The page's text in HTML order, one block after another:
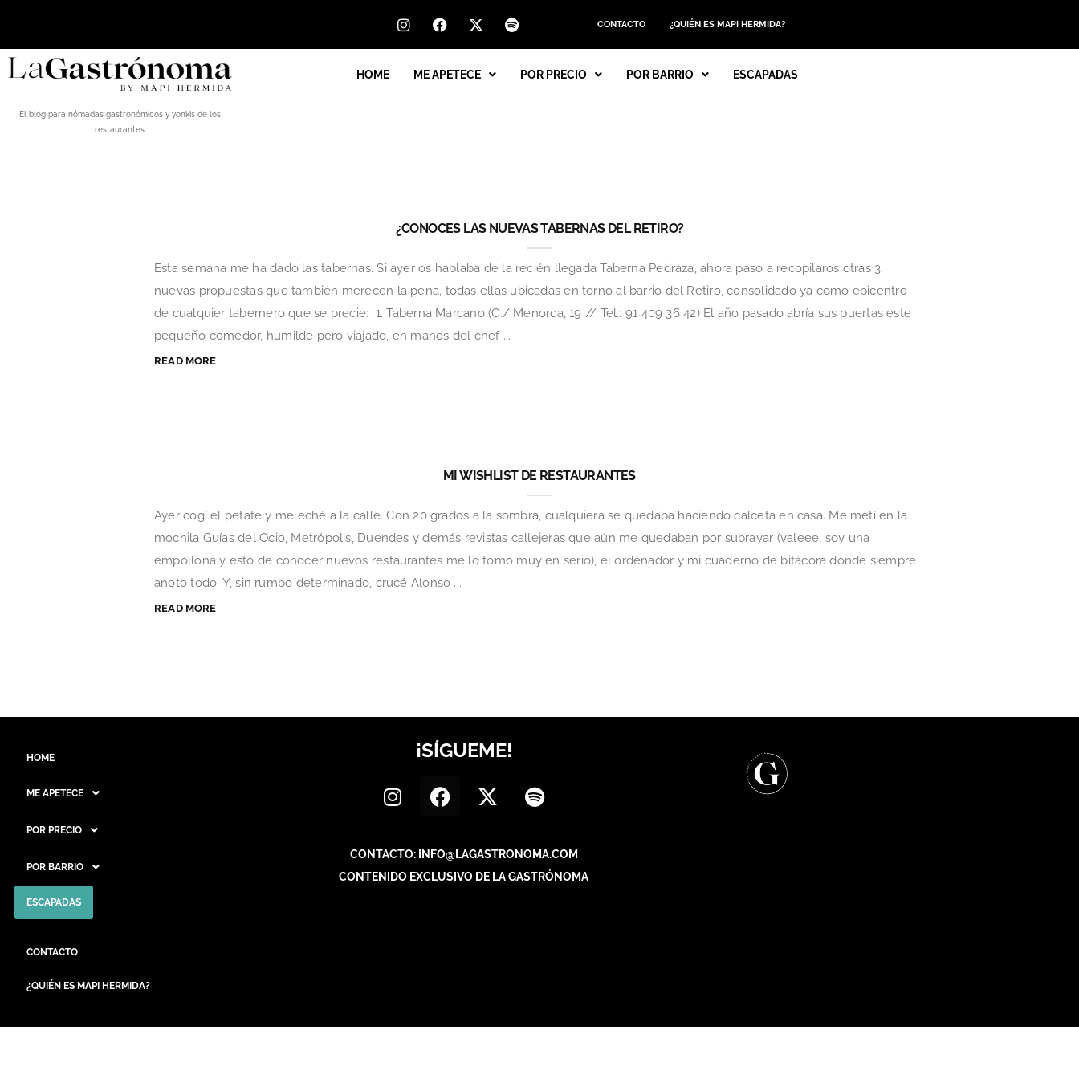
CONTACTO ¿QUIÉN ES MAPI HERMIDA?
El blog para nómadas gastronómicos y yonkis de los
restaurantes
HOME ME APETECE POR PRECIO POR BARRIO ESCAPADAS
¿CONOCES LAS NUEVAS TABERNAS DEL RETIRO?
Esta semana me ha dado las tabernas. Si ayer os hablaba de la recién llegada Taberna Pedraza, ahora paso a recopilaros otras 3
nuevas propuestas que también merecen la pena, todas ellas ubicadas en torno al barrio del Retiro, consolidado ya como epicentro
de cualquier tabernero que se precie: 1. Taberna Marcano (C./ Menorca, 19 // Tel.: 91 409 36 42) El año pasado abría sus puertas este
pequeño comedor, humilde pero viajado, en manos del chef ...
READ MORE
MI WISHLIST DE RESTAURANTES
Ayer cogí el petate y me eché a la calle. Con 20 grados a la sombra, cualquiera se quedaba haciendo calceta en casa. Me metí en la
mochila Guías del Ocio, Metrópolis, Duendes y demás revistas callejeras que aún me quedaban por subrayar (valeee, soy una
empollona y esto de conocer nuevos restaurantes me lo tomo muy en serio), el ordenador y mi cuaderno de bitácora donde siempre
anoto todo. Y, sin rumbo determinado, crucé Alonso ...
READ MORE
HOME
ME APETECE
POR PRECIO
POR BARRIO
ESCAPADAS
CONTACTO
¿QUIÉN ES MAPI HERMIDA?
¡SÍGUEME!
CONTACTO: INFO@LAGASTRONOMA.COM
CONTENIDO EXCLUSIVO DE LA GASTRÓNOMA